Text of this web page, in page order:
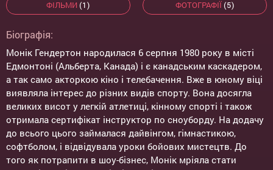
ФІЛЬМИ (1) ФОТОГРАФІЇ(5)
Біографія:
Монік Гендертон народилася 6 серпня 1980 року в місті
Едмонтоні (Альберта, Канада) і є канадським каскадером,
а так само акторкою кіно і телебачення. Вже в юному віці
виявляла інтерес до різних видів спорту. Вона досягла
великих висот у легкій атлетиці, кінному спорті і також
отримала сертифікат інструктор по сноуборду. На додачу
до всього цього займалася дайвінгом, гімнастикою,
софтболом, і відвідувала уроки бойових мистецтв. До
того як потрапити в шоу-бізнес, Монік мріяла стати